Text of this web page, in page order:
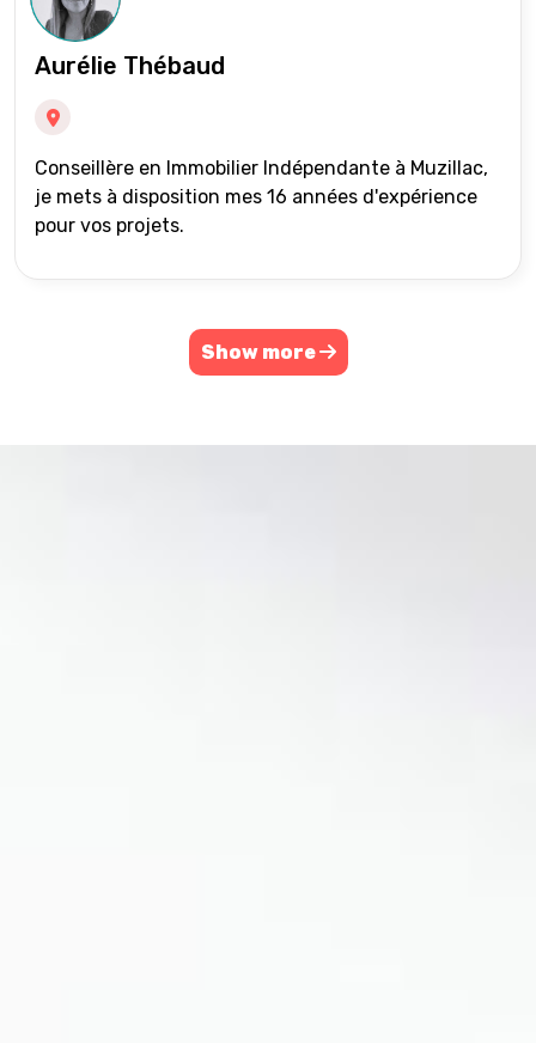
Aurélie Thébaud
Conseillère en Immobilier Indépendante à Muzillac,
je mets à disposition mes 16 années d'expérience
pour vos projets.
Show more